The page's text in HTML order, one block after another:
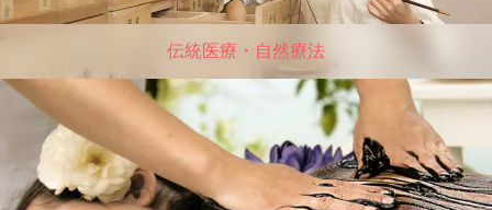
伝統医療・自然療法